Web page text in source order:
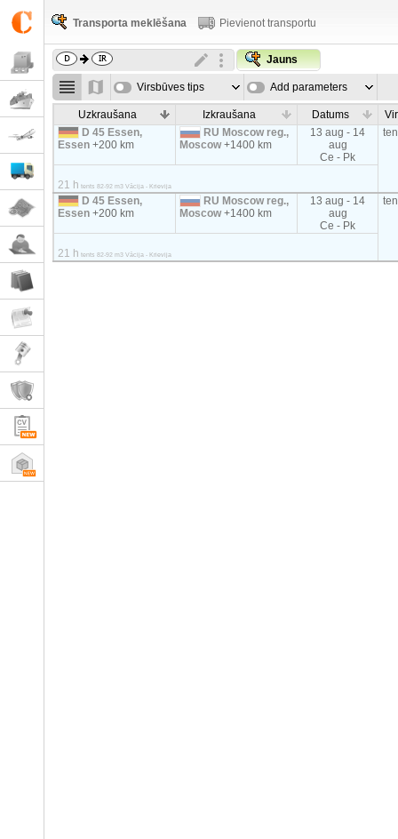
Transporta meklēšana Pievienot transportu
Jauns
Virsbūves tips Add parameters
Uzkraušana Izkraušana Datums
D 45 Essen,
Essen+200 km
RU Moscow reg.,
Moscow+1400 km
13 aug - 14
aug
Ce - Pk
21 h tents 82-92 m3 Vācija - Krievija
D 45 Essen,
Essen+200 km
RU Moscow reg.,
Moscow+1400 km
13 aug - 14
aug
Ce - Pk
21 h tents 82-92 m3 Vācija - Krievija